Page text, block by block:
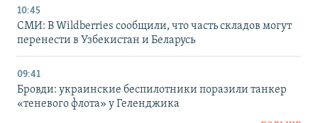
10:45
СМИ: В Wildberries сообщили, что часть складов могут
перенести в Узбекистан и Беларусь
09:41
Бровди: украинские беспилотники поразили танкер
«теневого флота» у Геленджика